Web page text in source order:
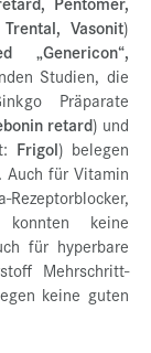
Vasonit)
„Genericon“,
Studien, die
Präparate
retard) und
Frigol) belegen
Auch für Vitamin
konnten keine
für hyperbare
Mehrschritt-
keine guten